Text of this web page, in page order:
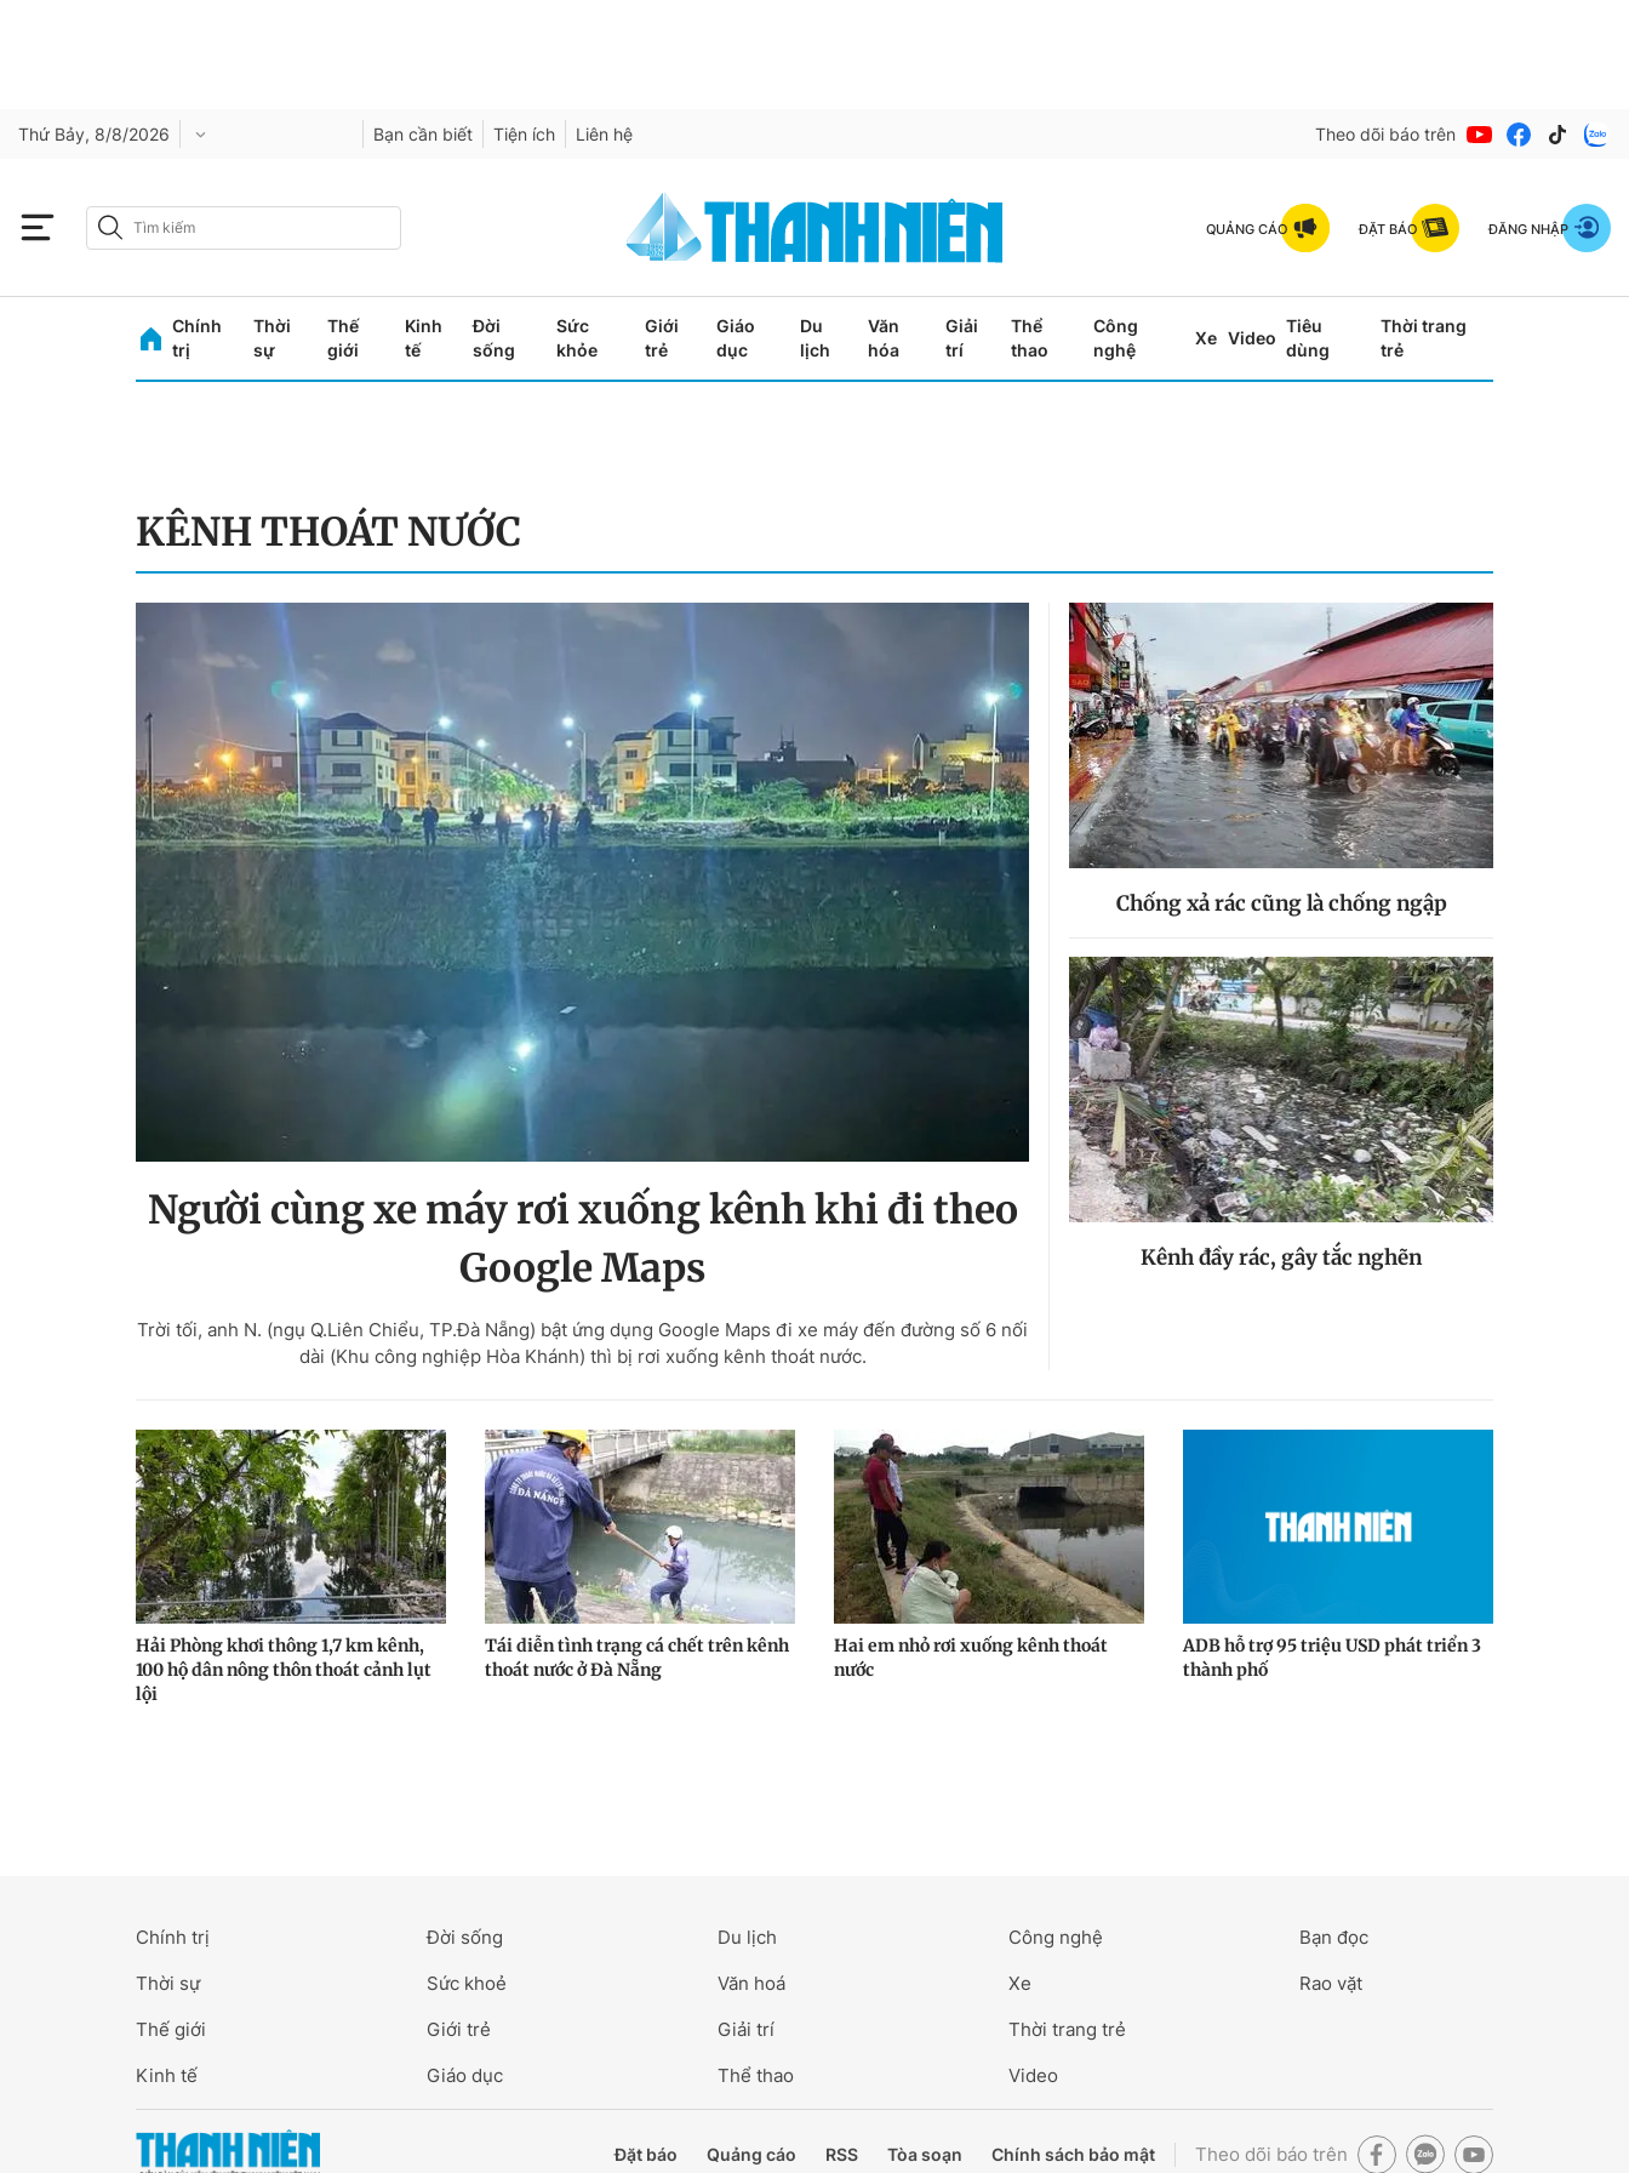
Thứ Bảy, 8/8/2026 Bạn cần biết Tiện ích Liên hệ Theo dõi báo trên
QUẢNG CÁO ĐẶT BÁO ĐĂNG NHẬP
Chính
trị
Thời
sự
Thế
giới
Kinh
tế
Đời
sống
Sức
khỏe
Giới
trẻ
Giáo
dục
Du
lịch
Văn
hóa
Giải
trí
Thể
thao
Công
nghệ
Xe Video
Tiêu
dùng
Thời trang
trẻ
KÊNH THOÁT NƯỚC
Người cùng xe máy rơi xuống kênh khi đi theo
Google Maps
Trời tối, anh N. (ngụ Q.Liên Chiểu, TP.Đà Nẵng) bật ứng dụng Google Maps đi xe máy đến đường số 6 nối
dài (Khu công nghiệp Hòa Khánh) thì bị rơi xuống kênh thoát nước.
Chống xả rác cũng là chống ngập
Kênh đầy rác, gây tắc nghẽn
Hải Phòng khơi thông 1,7 km kênh,
100 hộ dân nông thôn thoát cảnh lụt
lội
Tái diễn tình trạng cá chết trên kênh
thoát nước ở Đà Nẵng
Hai em nhỏ rơi xuống kênh thoát
nước
ADB hỗ trợ 95 triệu USD phát triển 3
thành phố
Chính trị
Thời sự
Thế giới
Kinh tế
Đời sống
Sức khoẻ
Giới trẻ
Giáo dục
Du lịch
Văn hoá
Giải trí
Thể thao
Công nghệ
Xe
Thời trang trẻ
Video
Bạn đọc
Rao vặt
Đặt báo Quảng cáo RSS Tòa soạn Chính sách bảo mật Theo dõi báo trên